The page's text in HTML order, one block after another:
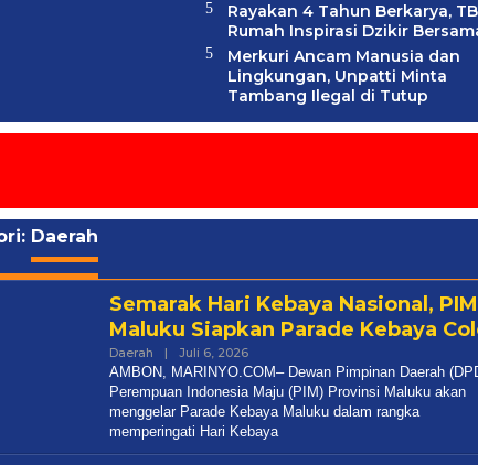
Rayakan 4 Tahun Berkarya,
Rumah Inspirasi Dzikir
Merkuri Ancam Manusia dan
Lingkungan, Unpatti Minta
Tambang Ilegal di Tutup
Daerah
Semarak Hari Kebaya Nasional, PIM
Maluku Siapkan Parade Kebaya
Daerah | Juli 6, 2026
Marinyo
AMBON, MARINYO.COM– Dewan Pimpinan Daerah
Perempuan Indonesia Maju (PIM) Provinsi Maluku akan
menggelar Parade Kebaya Maluku dalam rangka
memperingati Hari Kebaya